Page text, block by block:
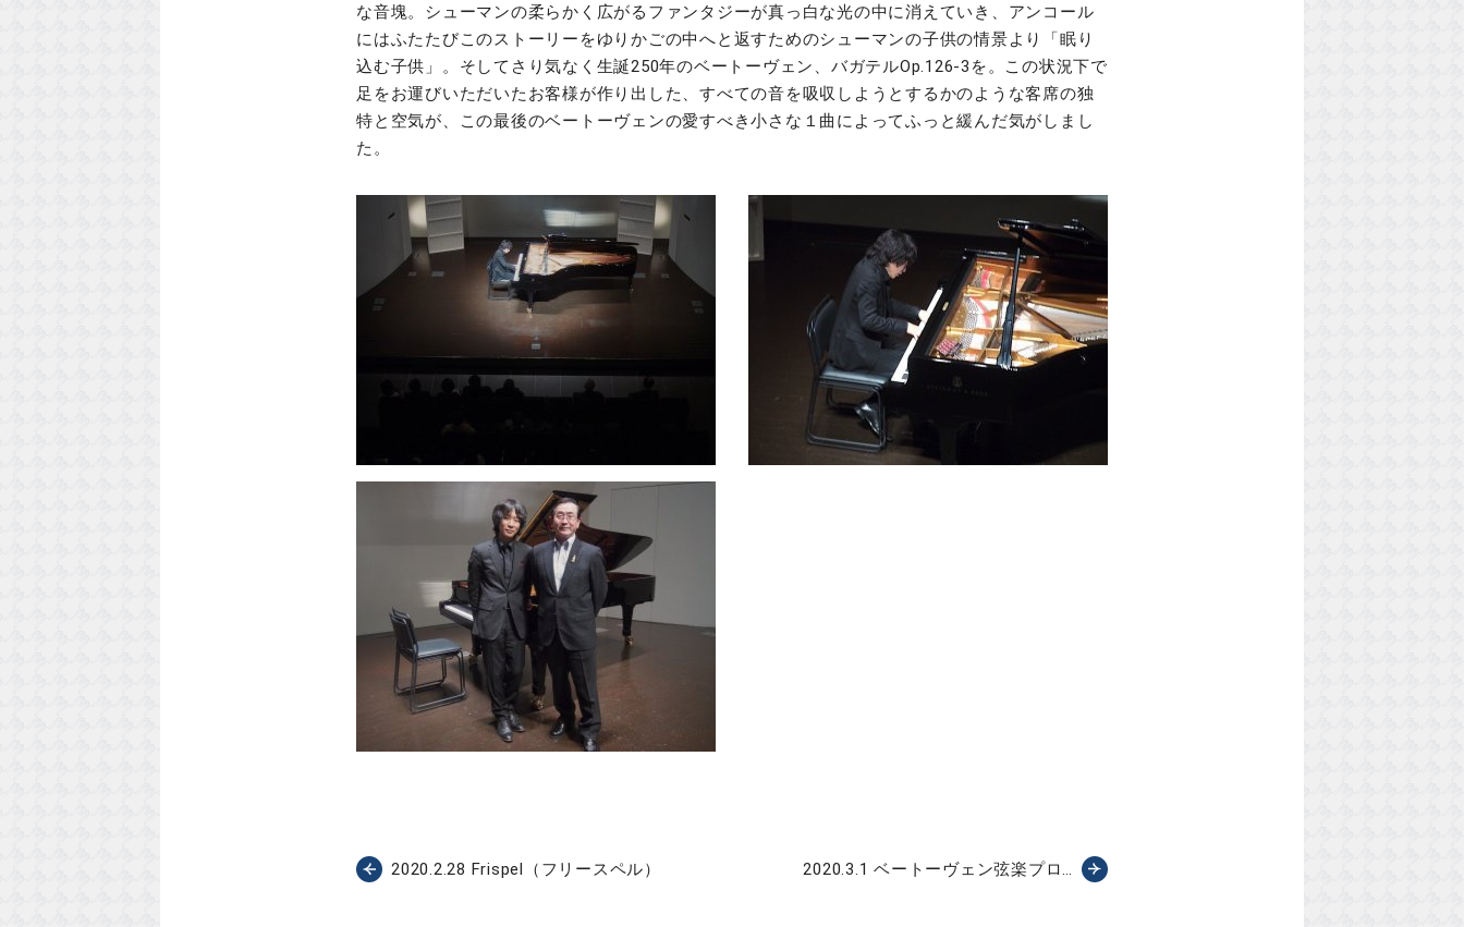
な音塊。シューマンの柔らかく広がるファンタジーが真っ白な光の中に消えていき、アンコール
にはふたたびこのストーリーをゆりかごの中へと返すためのシューマンの子供の情景より「眠り
込む子供」。そしてさり気なく生誕250年のベートーヴェン、バガテルOp.126-3を。この状況下で
足をお運びいただいたお客様が作り出した、すべての音を吸収しようとするかのような客席の独
特と空気が、この最後のベートーヴェンの愛すべき小さな１曲によってふっと緩んだ気がしまし
た。
2020.2.28 Frispel（フリースペル） 2020.3.1 ベートーヴェン弦楽プロ…